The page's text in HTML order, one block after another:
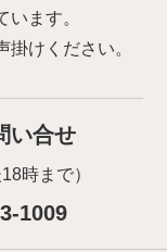
ます。
けください。
い合せ
時まで）
1009